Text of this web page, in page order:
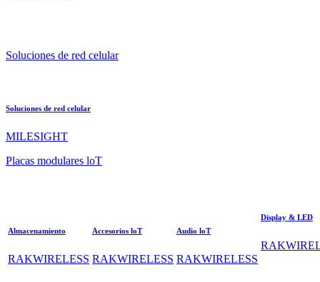
Soluciones de red celular
Soluciones de red celular
MILESIGHT
Placas modulares loT
Almacenamiento
RAKWIRELESS
Accesorios loT
RAKWIRELESS
Audio loT
RAKWIRELESS
Display & LED